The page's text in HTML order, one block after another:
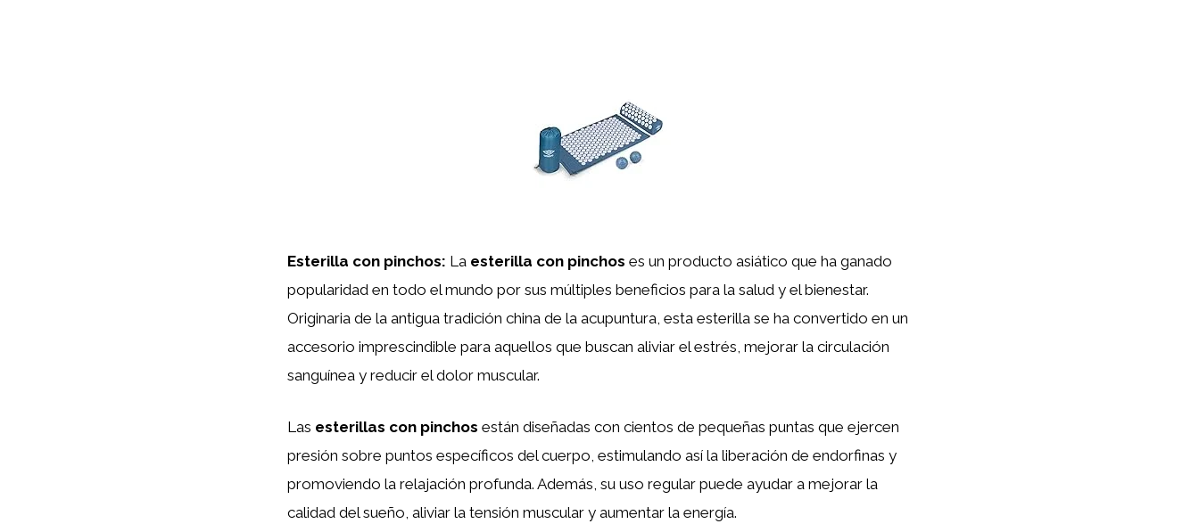
Esterilla con pinchos: La esterilla con pinchos es un producto asiático que ha ganado
popularidad en todo el mundo por sus múltiples beneficios para la salud y el bienestar.
Originaria de la antigua tradición china de la acupuntura, esta esterilla se ha convertido en un
accesorio imprescindible para aquellos que buscan aliviar el estrés, mejorar la circulación
sanguínea y reducir el dolor muscular.
Las esterillas con pinchos están diseñadas con cientos de pequeñas puntas que ejercen
presión sobre puntos específicos del cuerpo, estimulando así la liberación de endorfinas y
promoviendo la relajación profunda. Además, su uso regular puede ayudar a mejorar la
calidad del sueño, aliviar la tensión muscular y aumentar la energía.